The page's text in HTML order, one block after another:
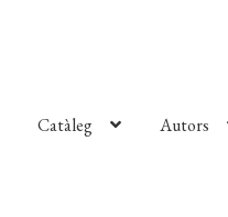
Catàleg Autors